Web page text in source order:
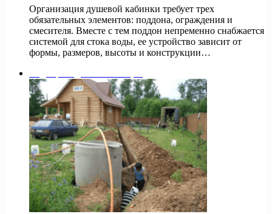
Организация душевой кабинки требует трех
обязательных элементов: поддона, ограждения и
смесителя. Вместе с тем поддон непременно снабжается
системой для стока воды, ее устройство зависит от
формы, размеров, высоты и конструкции…